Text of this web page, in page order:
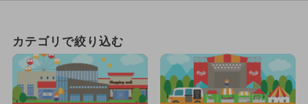
カテゴリで絞り込む